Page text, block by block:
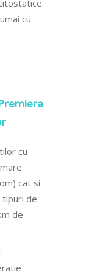
cu
cu
cat si
tipuri de
de